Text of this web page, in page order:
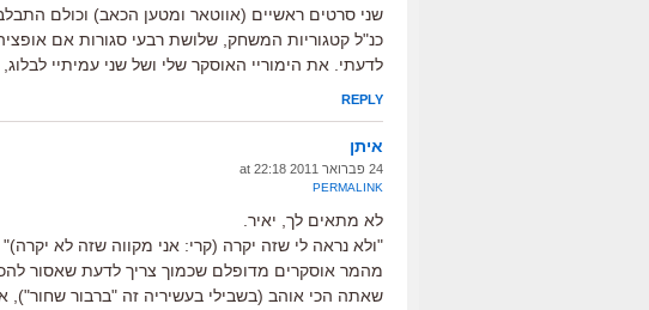
שני סרטים ראשיים (אווטאר ומטען הכאב) וכולם
כנ"ל קטגוריות המשחק, שלושת רבעי סגורות אם
לדעתי. את הימוריי האוסקר שלי ושל שני עמיתיי
REPLY
איתן
24 פברואר 2011 at 22:18
PERMALINK
לא מתאים לך, יאיר.
"ולא נראה לי שזה יקרה (קרי: אני מקווה שזה לא יקרה)"
מהמר אוסקרים מדופלם שכמוך צריך לדעת שאסור
שאתה הכי אוהב (בשבילי בעשיריה זה "ברבור שחור"),